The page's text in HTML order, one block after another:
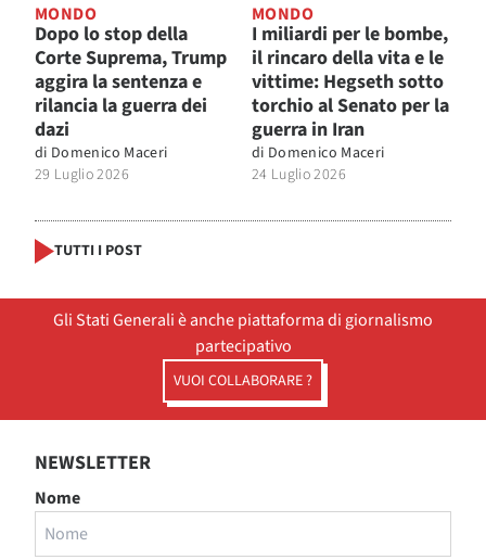
MONDO
Dopo lo stop della
Corte Suprema, Trump
aggira la sentenza e
rilancia la guerra dei
dazi
di Domenico Maceri
29 Luglio 2026
MONDO
I miliardi per le bombe,
il rincaro della vita e le
vittime: Hegseth sotto
torchio al Senato per la
guerra in Iran
di Domenico Maceri
24 Luglio 2026
TUTTI I POST
Gli Stati Generali è anche piattaforma di giornalismo
partecipativo
VUOI COLLABORARE ?
NEWSLETTER
Nome